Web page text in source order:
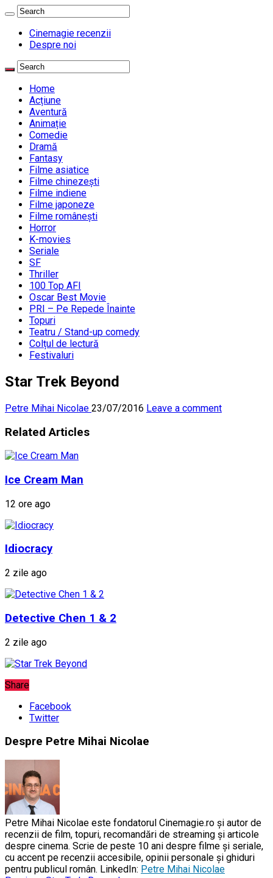
Cinemagie recenzii
Despre noi
Home
Acțiune
Aventură
Animație
Comedie
Dramă
Fantasy
Filme asiatice
Filme chinezești
Filme indiene
Filme japoneze
Filme românești
Horror
K-movies
Seriale
SF
Thriller
100 Top AFI
Oscar Best Movie
PRI – Pe Repede Înainte
Topuri
Teatru / Stand-up comedy
Colțul de lectură
Festivaluri
Star Trek Beyond
Petre Mihai Nicolae 23/07/2016 Leave a comment
Related Articles
Ice Cream Man
12 ore ago
Idiocracy
2 zile ago
Detective Chen 1 & 2
2 zile ago
Share
Facebook
Twitter
Despre Petre Mihai Nicolae
Petre Mihai Nicolae este fondatorul Cinemagie.ro și autor de
recenzii de film, topuri, recomandări de streaming și articole
despre cinema. Scrie de peste 10 ani despre filme și seriale,
cu accent pe recenzii accesibile, opinii personale și ghiduri
pentru publicul român. LinkedIn: Petre Mihai Nicolae